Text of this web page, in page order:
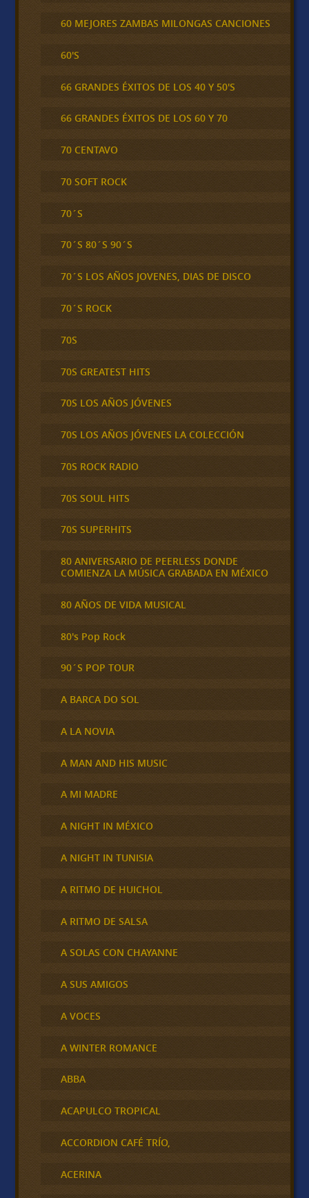
60 MEJORES ZAMBAS MILONGAS CANCIONES
60'S
66 GRANDES ÉXITOS DE LOS 40 Y 50'S
66 GRANDES ÉXITOS DE LOS 60 Y 70
70 CENTAVO
70 SOFT ROCK
70´S
70´S 80´S 90´S
70´S LOS AÑOS JOVENES, DIAS DE DISCO
70´S ROCK
70S
70S GREATEST HITS
70S LOS AÑOS JÓVENES
70S LOS AÑOS JÓVENES LA COLECCIÓN
70S ROCK RADIO
70S SOUL HITS
70S SUPERHITS
80 ANIVERSARIO DE PEERLESS DONDE
COMIENZA LA MÚSICA GRABADA EN MÉXICO
80 AÑOS DE VIDA MUSICAL
80's Pop Rock
90´S POP TOUR
A BARCA DO SOL
A LA NOVIA
A MAN AND HIS MUSIC
A MI MADRE
A NIGHT IN MÉXICO
A NIGHT IN TUNISIA
A RITMO DE HUICHOL
A RITMO DE SALSA
A SOLAS CON CHAYANNE
A SUS AMIGOS
A VOCES
A WINTER ROMANCE
ABBA
ACAPULCO TROPICAL
ACCORDION CAFÉ TRÍO,
ACERINA